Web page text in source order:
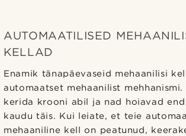
AUTOMAATILISED
KELLAD
Enamik tänapäevaseid mehaanilisi
automaatset mehaanilist mehhanismi.
kerida krooni abil ja nad hoiavad
kaudu täis. Kui leiate, et teie
mehaaniline kell on peatunud,